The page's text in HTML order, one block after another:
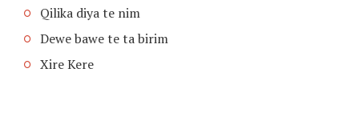
Qilika diya te nim
Dewe bawe te ta birim
Xire Kere